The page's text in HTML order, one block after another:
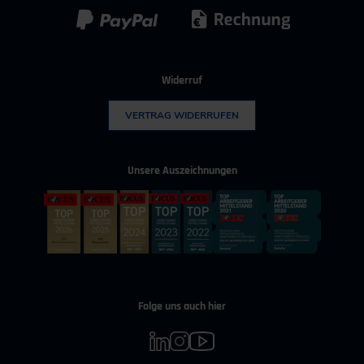
Widerruf
VERTRAG WIDERRUFEN
Unsere Auszeichnungen
Folge uns auch hier